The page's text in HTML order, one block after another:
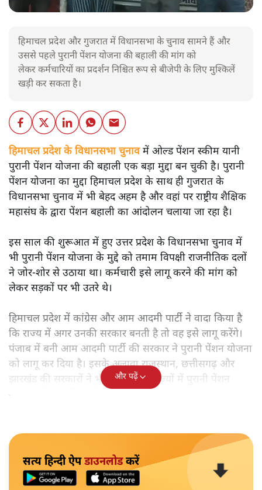
हिमाचल प्रदेश और गुजरात में विधानसभा के चुनाव सामने हैं और
उससे पहले पुरानी पेंशन योजना की बहाली की मांग को
लेकर कर्मचारियों का प्रदर्शन निश्चित रूप से बीजेपी के लिए मुश्किलें
खड़ी कर सकता है।
हिमाचल प्रदेश के विधानसभा चुनावमें ओल्ड पेंशन स्कीम यानी
पुरानी पेंशन योजना की बहाली एक बड़ा मुद्दा बन चुकी है। पुरानी
पेंशन योजना का मुद्दा हिमाचल प्रदेश के साथ ही गुजरात के
विधानसभा चुनाव में भी बेहद अहम है और वहां पर राष्ट्रीय शैक्षिक
महासंघ के द्वारा पेंशन बहाली का आंदोलन चलाया जा रहा है।
इस साल की शुरूआत में हुए उत्तर प्रदेश के विधानसभा चुनाव में
भी पुरानी पेंशन योजना के मुद्दे को तमाम विपक्षी राजनीतिक दलों
ने जोर-शोर से उठाया था। कर्मचारी इसे लागू करने की मांग को
लेकर सड़कों पर भी उतरे थे।
हिमाचल प्रदेश में कांग्रेस और आम आदमी पार्टी ने वादा किया है
कि राज्य में अगर उनकी सरकार बनती है तो वह इसे लागू करेंगे।
पंजाब में बनी आम आदमी पार्टी की सरकार ने पुरानी पेंशन योजना
को लागू कर दिया है। इसके अलावा राजस्थान, छत्तीसगढ़ और
झारखंड की सरकारों ने भी अपने-अपने राज्यों में पुरानी पेंशन
योजना को लागू किया है।
और पढ़ें
सत्य हिन्दी ऐपडाउनलोडकरें